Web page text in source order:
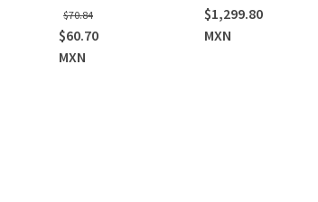
$70.84El
precio
$60.70
El
precio
MXN
$1,299.80
MXN